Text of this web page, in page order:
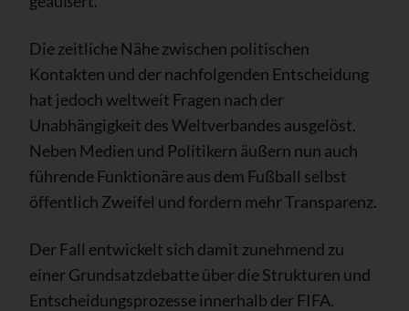
Die zeitliche Nähe zwischen politischen
Kontakten und der nachfolgenden Entscheidung
hat jedoch weltweit Fragen nach der
Unabhängigkeit des Weltverbandes ausgelöst.
Neben Medien und Politikern äußern nun auch
führende Funktionäre aus dem Fußball selbst
öffentlich Zweifel und fordern mehr Transparenz.
Der Fall entwickelt sich damit zunehmend zu
einer Grundsatzdebatte über die Strukturen und
Entscheidungsprozesse innerhalb der FIFA.